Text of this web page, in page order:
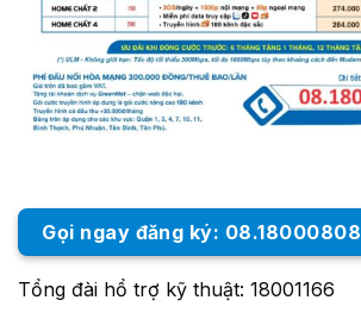
Gọi ngay đăng ký: 08.18000808
Tổng đài hổ trợ kỹ thuật: 18001166